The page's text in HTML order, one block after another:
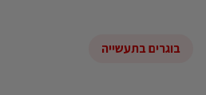
בוגרים בתעשייה